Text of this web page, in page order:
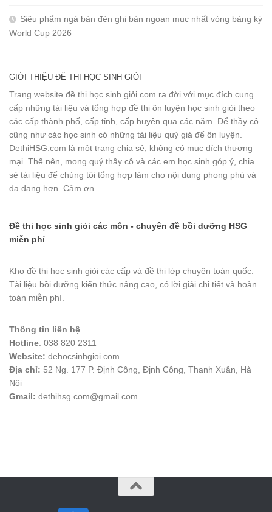
Siêu phẩm ngả bàn đèn ghi bàn ngoạn mục nhất vòng bảng kỳ
World Cup 2026
GIỚI THIỆU ĐỀ THI HỌC SINH GIỎI
Trang website đề thi học sinh giỏi.com ra đời với mục đích cung
cấp những tài liệu và tổng hợp đề thi ôn luyện học sinh giỏi theo
các cấp thành phố, cấp tỉnh, cấp huyện qua các năm. Để thầy cô
cũng như các học sinh có những tài liệu quý giá để ôn luyện.
DethiHSG.com là một trang chia sẻ, không có mục đích thương
mại. Thế nên, mong quý thầy cô và các em học sinh góp ý, chia
sẻ tài liệu để chúng tôi tổng hợp làm cho nội dung phong phú và
đa dạng hơn. Cảm ơn.
Đề thi học sinh giỏi các môn - chuyên đề bồi dưỡng HSG
miễn phí
Kho đề thi học sinh giỏi các cấp và đề thi lớp chuyên toàn quốc.
Tài liệu bồi dưỡng kiến thức nâng cao, có lời giải chi tiết và hoàn
toàn miễn phí.
Thông tin liên hệ
Hotline: 038 820 2311
Website: dehocsinhgioi.com
Địa chỉ: 52 Ng. 177 P. Định Công, Định Công, Thanh Xuân, Hà
Nội
Gmail: dethihsg.com@gmail.com